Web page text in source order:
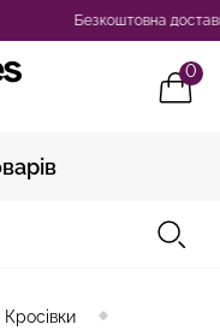
Безкоштовна доставка
0
Кросівки